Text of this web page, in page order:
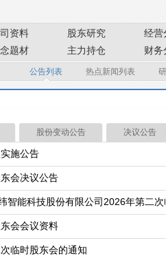
资料 股东研究 经营
题材 主力持仓 财务
公告列表 热点新闻列表
股份变动公告 决议公告
施公告
会决议公告
智能科技股份有限公司2026年第二
会会议资料
临时股东会的通知